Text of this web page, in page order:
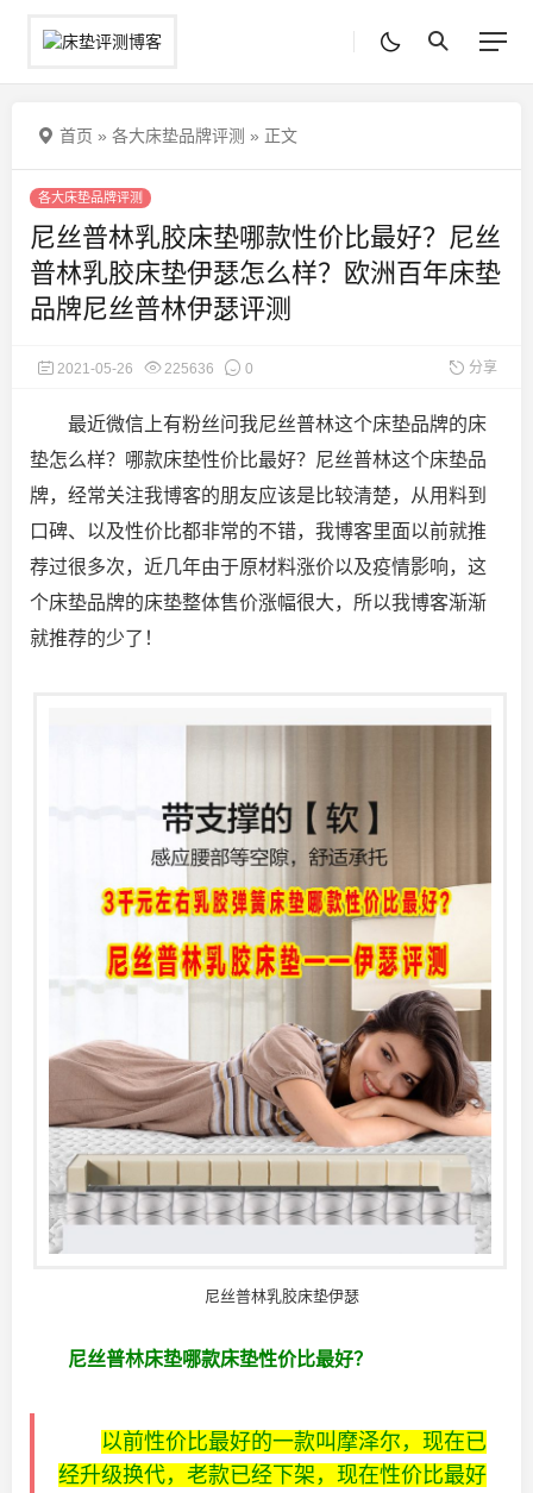
首页 » 各大床垫品牌评测 » 正文
各大床垫品牌评测
尼丝普林乳胶床垫哪款性价比最好？尼丝
普林乳胶床垫伊瑟怎么样？欧洲百年床垫
品牌尼丝普林伊瑟评测
2021-05-26 225636 0 分享
最近微信上有粉丝问我尼丝普林这个床垫品牌的床
垫怎么样？哪款床垫性价比最好？尼丝普林这个床垫品
牌，经常关注我博客的朋友应该是比较清楚，从用料到
口碑、以及性价比都非常的不错，我博客里面以前就推
荐过很多次，近几年由于原材料涨价以及疫情影响，这
个床垫品牌的床垫整体售价涨幅很大，所以我博客渐渐
就推荐的少了！
尼丝普林乳胶床垫伊瑟
尼丝普林床垫哪款床垫性价比最好？
以前性价比最好的一款叫摩泽尔，现在已
经升级换代，老款已经下架，现在性价比最好